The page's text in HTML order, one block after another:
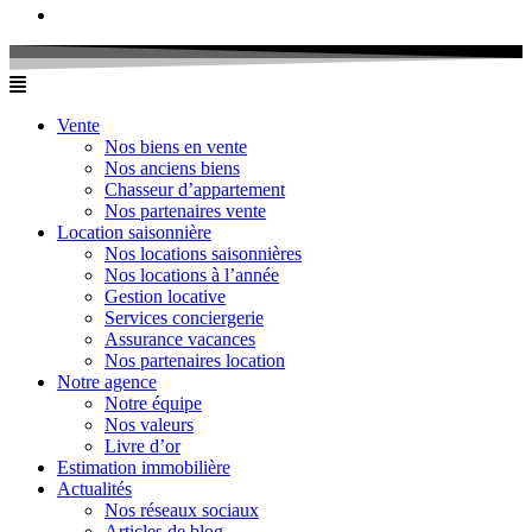
Vente
Nos biens en vente
Nos anciens biens
Chasseur d’appartement
Nos partenaires vente
Location saisonnière
Nos locations saisonnières
Nos locations à l’année
Gestion locative
Services conciergerie
Assurance vacances
Nos partenaires location
Notre agence
Notre équipe
Nos valeurs
Livre d’or
Estimation immobilière
Actualités
Nos réseaux sociaux